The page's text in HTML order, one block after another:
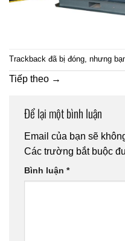
Trackback đã bị đóng, nhưng
Tiếp theo →
Để lại một bình luận
Email của bạn sẽ
Các trường bắt buộc
Bình luận *